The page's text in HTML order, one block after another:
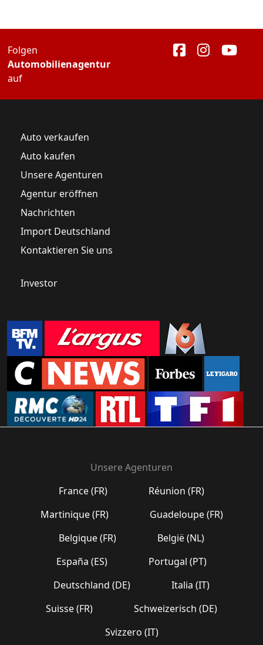
Folgen
Automobilienagentur
auf
Auto verkaufen
Auto kaufen
Unsere Agenturen
Agentur eröffnen
Nachrichten
Import Deutschland
Kontaktieren Sie uns
Investor
Unsere Agenturen
France (FR)
Réunion (FR)
Martinique (FR)
Guadeloupe (FR)
Belgique (FR)
België (NL)
España (ES)
Portugal (PT)
Deutschland (DE)
Italia (IT)
Suisse (FR)
Schweizerisch (DE)
Svizzero (IT)